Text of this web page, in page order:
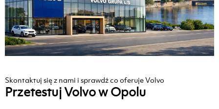
Skontaktuj się z nami i sprawdź co oferuje Volvo
Przetestuj Volvo w Opolu